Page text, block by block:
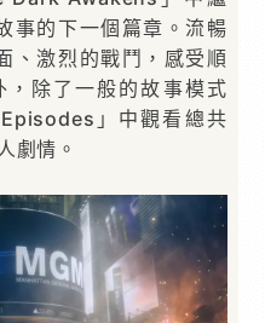
事的下一個篇章。流暢
、激烈的戰鬥，感受順
除了一般的故事模式
」中觀看總共
劇情。